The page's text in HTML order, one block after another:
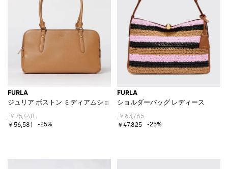
FURLA
ジュリア ボストン ミディアムショルダーバッグ
￥75,440
￥56,581
-25%
FURLA
ショルダーバッグ レディース
￥63,765
￥47,825
-25%